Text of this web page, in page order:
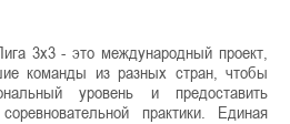
3х3 - это международный проект,
команды из разных стран, чтобы
уровень и предоставить
практики. Единая